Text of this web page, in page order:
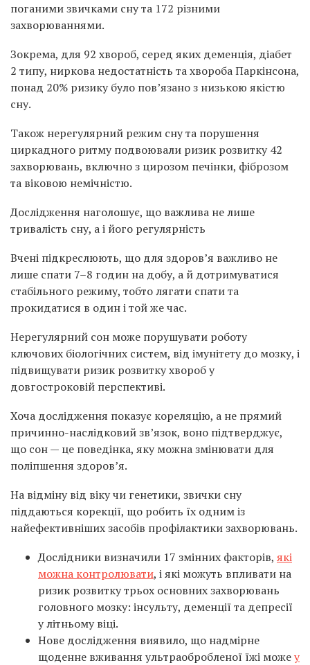
поганими звичками сну та 172 різними
захворюваннями.
Зокрема, для 92 хвороб, серед яких деменція, діабет
2 типу, ниркова недостатність та хвороба Паркінсона,
понад 20% ризику було пов’язано з низькою якістю
сну.
Також нерегулярний режим сну та порушення
циркадного ритму подвоювали ризик розвитку 42
захворювань, включно з цирозом печінки, фіброзом
та віковою немічністю.
Дослідження наголошує, що важлива не лише
тривалість сну, а і його регулярність
Вчені підкреслюють, що для здоров’я важливо не
лише спати 7–8 годин на добу, а й дотримуватися
стабільного режиму, тобто лягати спати та
прокидатися в один і той же час.
Нерегулярний сон може порушувати роботу
ключових біологічних систем, від імунітету до мозку, і
підвищувати ризик розвитку хвороб у
довгостроковій перспективі.
Хоча дослідження показує кореляцію, а не прямий
причинно-наслідковий зв’язок, воно підтверджує,
що сон — це поведінка, яку можна змінювати для
поліпшення здоров’я.
На відміну від віку чи генетики, звички сну
піддаються корекції, що робить їх одним із
найефективніших засобів профілактики захворювань.
Дослідники визначили 17 змінних факторів, які
можна контролювати, і які можуть впливати на
ризик розвитку трьох основних захворювань
головного мозку: інсульту, деменції та депресії
у літньому віці.
Нове дослідження виявило, що надмірне
щоденне вживання ультраобробленої їжі можеу